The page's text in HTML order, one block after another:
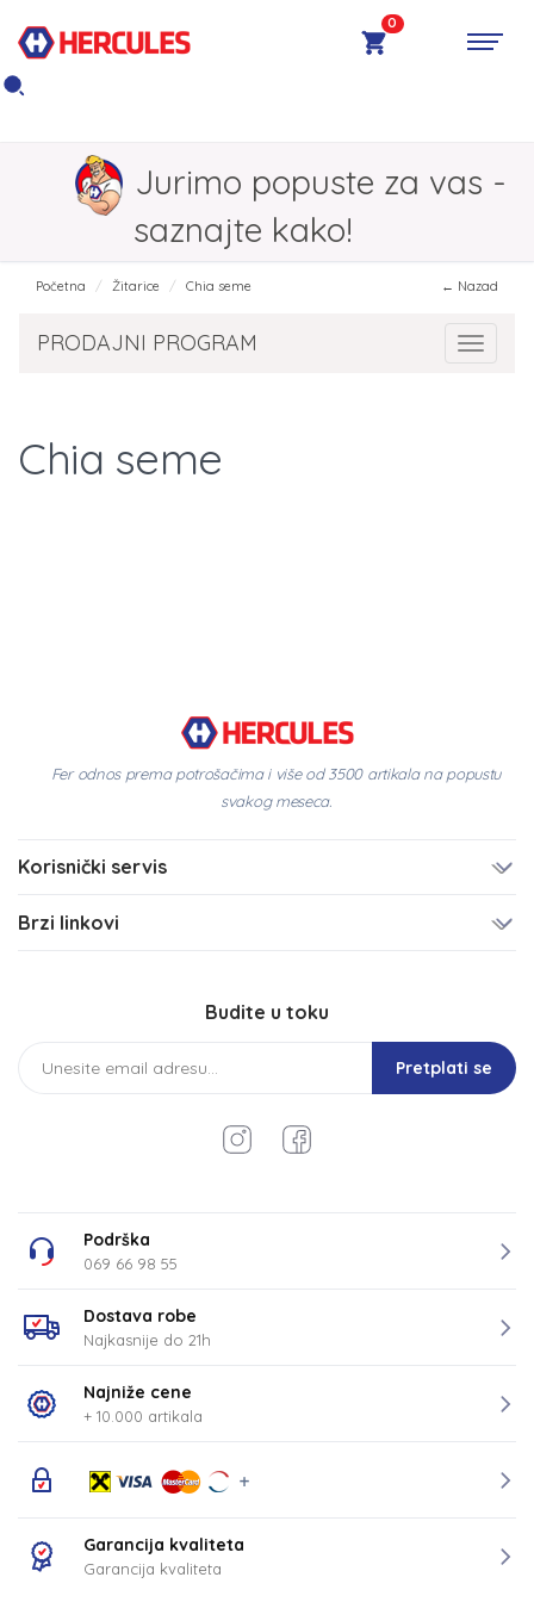
0
Jurimo popuste za vas -
saznajte kako!
Početna Žitarice Chia seme ← Nazad
Toggle
PRODAJNI PROGRAM
Chia seme
Fer odnos prema potrošačima i više od 3500 artikala na popustu
svakog meseca.
Korisnički servis
Brzi linkovi
Budite u toku
Pretplati se
Podrška
069 66 98 55
Dostava robe
Najkasnije do 21h
Najniže cene
+ 10.000 artikala
Garancija kvaliteta
Garancija kvaliteta